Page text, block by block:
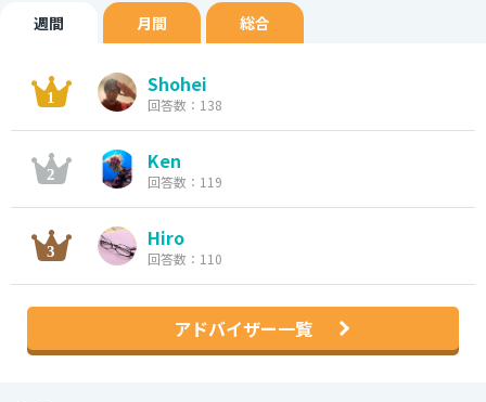
週間 月間 総合
Shohei
回答数：138
Ken
回答数：119
Hiro
回答数：110
アドバイザー一覧